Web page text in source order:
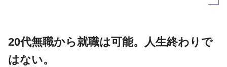
20代無職から就職は可能。人生終わりで
はない。